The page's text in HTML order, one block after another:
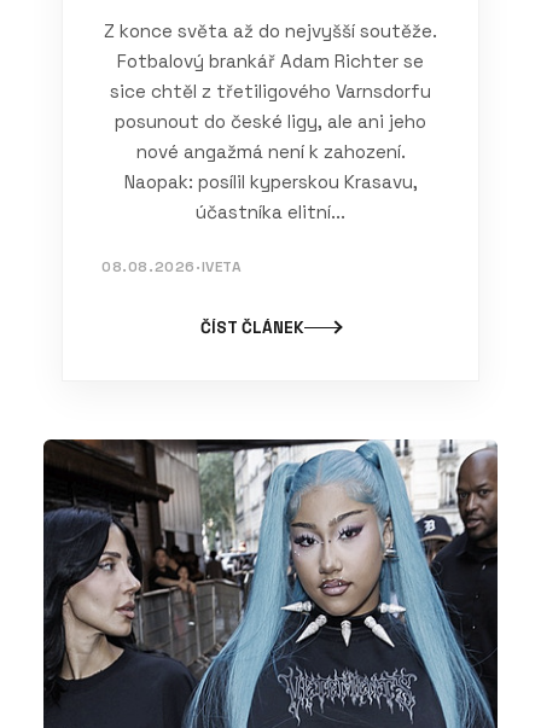
Z konce světa až do nejvyšší soutěže.
Fotbalový brankář Adam Richter se
sice chtěl z třetiligového Varnsdorfu
posunout do české ligy, ale ani jeho
nové angažmá není k zahození.
Naopak: posílil kyperskou Krasavu,
účastníka elitní...
08.08.2026·IVETA
ČÍST ČLÁNEK